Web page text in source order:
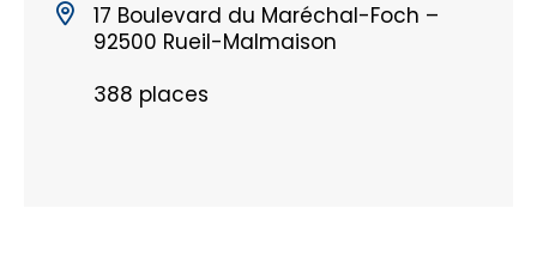
17 Boulevard du Maréchal-Foch –
92500 Rueil-Malmaison
388 places